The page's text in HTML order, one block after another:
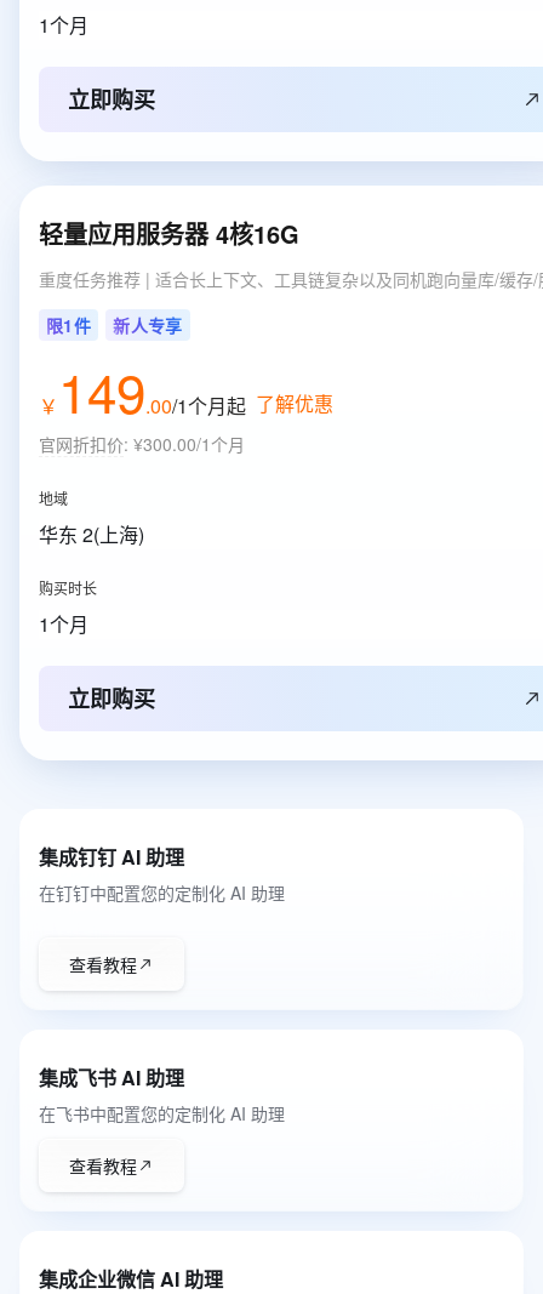
1个月
立即购买
轻量应用服务器 4核16G
重度任务推荐 | 适合长上下文、工具链复杂以及同机跑向量库/缓存/
限1件
新人专享
￥ 149.00/1个月起 了解优惠
官网折扣价: ¥300.00/1个月
地域
华东 2(上海)
购买时长
1个月
立即购买
集成钉钉 AI 助理
在钉钉中配置您的定制化 AI 助理
查看教程
集成飞书 AI 助理
在飞书中配置您的定制化 AI 助理
查看教程
集成企业微信 AI 助理